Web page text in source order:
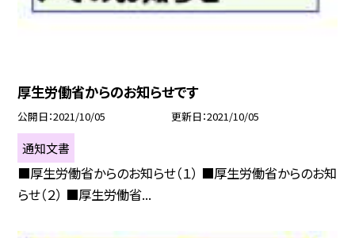
厚生労働省からのお知らせです
公開日 2021/10/05 更新日 2021/10/05
通知文書
■厚生労働省からのお知らせ（１） ■厚生労働省からのお知
らせ（２） ■厚生労働省...